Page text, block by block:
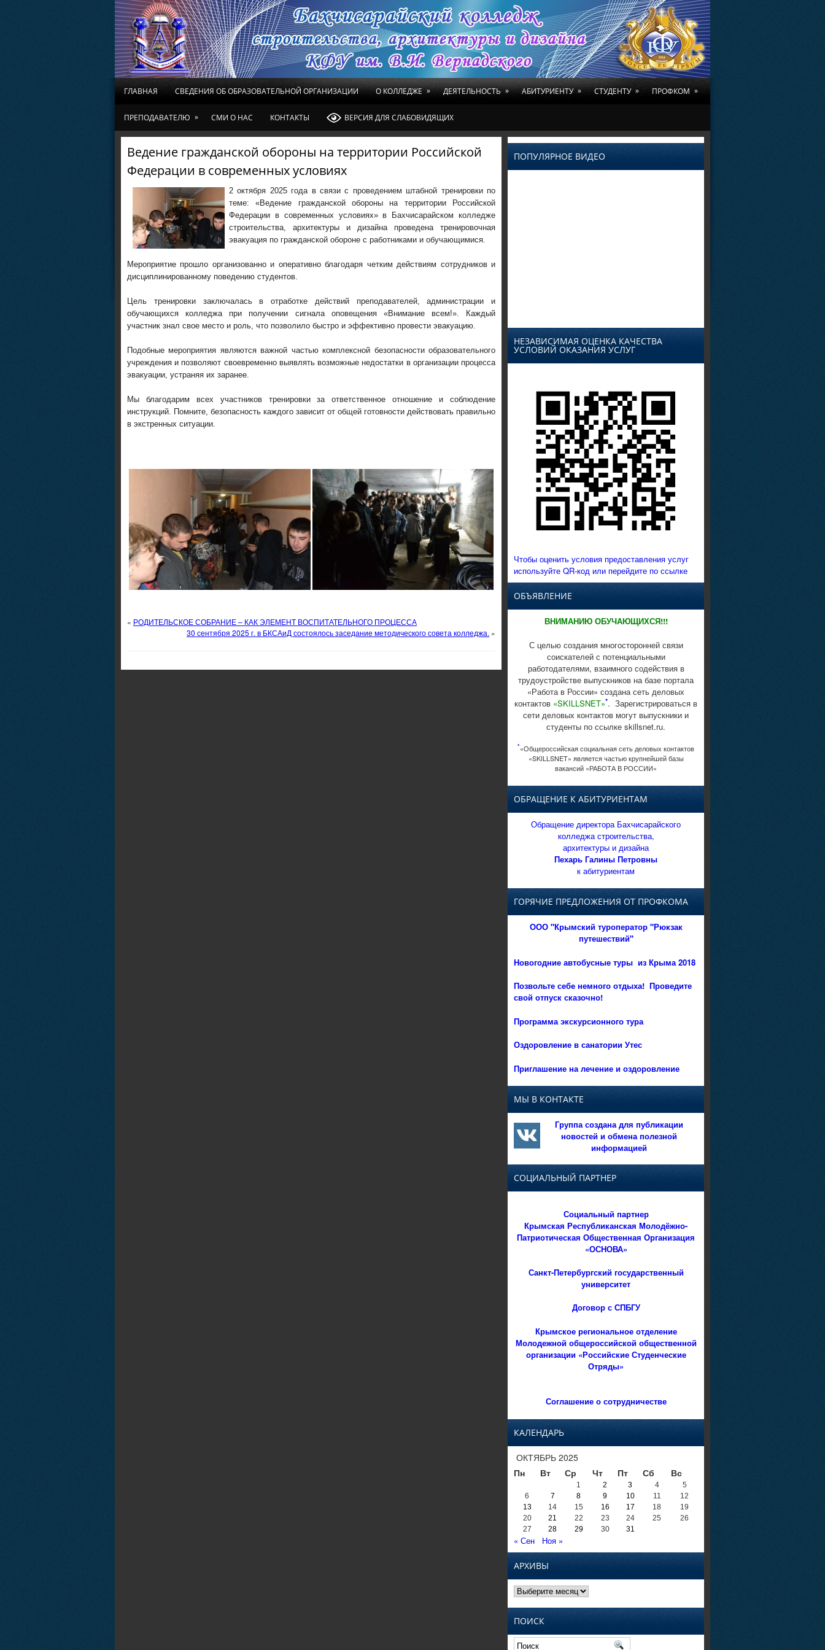
ГЛАВНАЯ СВЕДЕНИЯ ОБ ОБРАЗОВАТЕЛЬНОЙ ОРГАНИЗАЦИИ О КОЛЛЕДЖЕ » ДЕЯТЕЛЬНОСТЬ » АБИТУРИЕНТУ » СТУДЕНТУ » ПРОФКОМ »
ПРЕПОДАВАТЕЛЮ » СМИ О НАС КОНТАКТЫ ВЕРСИЯ ДЛЯ СЛАБОВИДЯЩИХ
Ведение гражданской обороны на территории Российской
Федерации в современных условиях
2 октября 2025 года в связи с проведением штабной тренировки по
теме: «Ведение гражданской обороны на территории Российской
Федерации в современных условиях» в Бахчисарайском колледже
строительства, архитектуры и дизайна проведена тренировочная
эвакуация по гражданской обороне с работниками и обучающимися.
Мероприятие прошло организованно и оперативно благодаря четким действиям сотрудников и
дисциплинированному поведению студентов.
Цель тренировки заключалась в отработке действий преподавателей, администрации и
обучающихся колледжа при получении сигнала оповещения «Внимание всем!». Каждый
участник знал свое место и роль, что позволило быстро и эффективно провести эвакуацию.
Подобные мероприятия являются важной частью комплексной безопасности образовательного
учреждения и позволяют своевременно выявлять возможные недостатки в организации процесса
эвакуации, устраняя их заранее.
Мы благодарим всех участников тренировки за ответственное отношение и соблюдение
инструкций. Помните, безопасность каждого зависит от общей готовности действовать правильно
в экстренных ситуации.
« РОДИТЕЛЬСКОЕ СОБРАНИЕ – КАК ЭЛЕМЕНТ ВОСПИТАТЕЛЬНОГО ПРОЦЕССА
30 сентября 2025 г. в БКСАиД состоялось заседание методического совета колледжа. »
ПОПУЛЯРНОЕ ВИДЕО
НЕЗАВИСИМАЯ ОЦЕНКА КАЧЕСТВА
УСЛОВИЙ ОКАЗАНИЯ УСЛУГ
Чтобы оценить условия предоставления услуг
используйте QR-код или перейдите по ссылке
ОБЪЯВЛЕНИЕ
ВНИМАНИЮ ОБУЧАЮЩИХСЯ!!!
С целью создания многосторонней связи
соискателей с потенциальными
работодателями, взаимного содействия в
трудоустройстве выпускников на базе портала
«Работа в России» создана сеть деловых
контактов «SKILLSNET»*. Зарегистрироваться в
сети деловых контактов могут выпускники и
студенты по ссылке skillsnet.ru.
*«Общероссийская социальная сеть деловых контактов
«SKILLSNET» является частью крупнейшей базы
вакансий «РАБОТА В РОССИИ»
ОБРАЩЕНИЕ К АБИТУРИЕНТАМ
Обращение директора Бахчисарайского
колледжа строительства,
архитектуры и дизайна
Пехарь Галины Петровны
к абитуриентам
ГОРЯЧИЕ ПРЕДЛОЖЕНИЯ ОТ ПРОФКОМА
ООО "Крымский туроператор "Рюкзак
путешествий"
Новогодние автобусные туры из Крыма 2018
Позвольте себе немного отдыха! Проведите
свой отпуск сказочно!
Программа экскурсионного тура
Оздоровление в санатории Утес
Приглашение на лечение и оздоровление
МЫ В КОНТАКТЕ
Группа создана для публикации
новостей и обмена полезной
информацией
СОЦИАЛЬНЫЙ ПАРТНЕР
Социальный партнер
Крымская Республиканская Молодёжно-
Патриотическая Общественная Организация
«ОСНОВА»
Санкт-Петербургский государственный
университет
Договор с СПБГУ
Крымское региональное отделение
Молодежной общероссийской общественной
организации «Российские Студенческие
Отряды»
Соглашение о сотрудничестве
КАЛЕНДАРЬ
ОКТЯБРЬ 2025
Пн
Вт Ср Чт Пт Сб Вс
1 2 3 4
5
6
7 8 9 10 11
12
13
14 15 16 17 18
19
20
21 22 23 24 25
26
27
28 29 30 31
« Сен Ноя »
АРХИВЫ
Архивы
ПОИСК